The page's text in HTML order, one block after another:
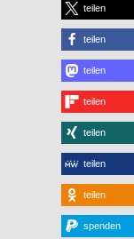
teilen
teilen
teilen
teilen
teilen
teilen
teilen
spenden